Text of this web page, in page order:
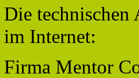
Die technischen
im Internet:
Firma Mentor